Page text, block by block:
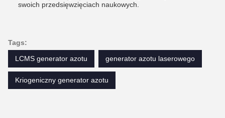
swoich przedsięwzięciach naukowych.
Tags:
LCMS generator azotu
generator azotu laserowego
Kriogeniczny generator azotu